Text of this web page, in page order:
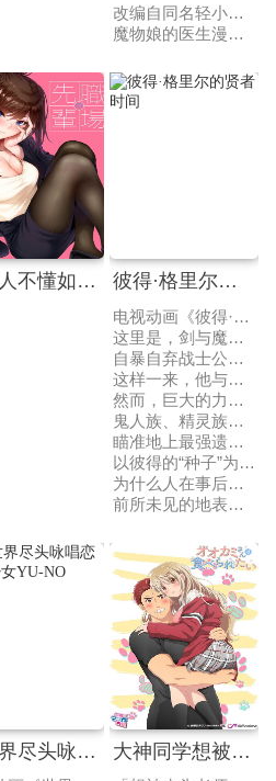
改编自同名轻小说作品，动画以魔族与人共同生活的街道为舞台，讲述了为各种魔物娘们看病的新人医生和医生的助手的日常生活故事。电视动画《魔物娘的医生》改编自同名轻小说作品，于2019年11月宣布动画化。
魔物娘的医生漫画 ，为魔物娘看病的奇异幸福日常。
成年人不懂如何恋爱 彼得·格里尔的贤者时间
电视动画《彼得·格里尔的贤者时间》改编自桧山大辅创作的同名漫画作品，于2019年9月25日宣布了动画化的消息。动画由WolfsBane负责制作，于2020年7月播出。
这里是，剑与魔法的世界——
自暴自弃战士公会所属的彼得·格里尔，漂亮地在武斗祭上胜出，赢得了地上最强的男人这一称号！
这样一来，他与恋人露薇莉亚的婚事也能得到认可了。
然而，巨大的力量总是伴随着巨大的代价……
鬼人族、精灵族、兽人族。
瞄准地上最强遗传因子的各种各样的异种族的女性们，
以彼得的“种子”为目标，现在正蠢蠢欲动。
为什么人在事后会变得如此冷静呢？
前所未见的地表最强贤者时间要来了！
在世界尽头咏唱恋曲的少女YU-NO 大神同学想被吃掉